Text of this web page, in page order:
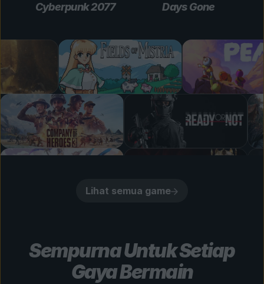
Cyberpunk 2077 Days Gone
Lihat semua game
Sempurna Untuk Setiap
Gaya Bermain